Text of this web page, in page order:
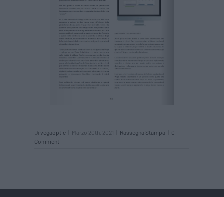
Di vegaoptic Marzo 20th, 2021 Rassegna Stampa
0
Commenti